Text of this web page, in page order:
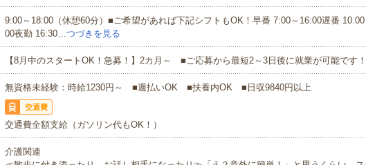
9:00～18:00（休憩60分）■ご希望があれば下記シフトもOK！早番 7:00～16:00遅番 10:00
00夜勤 16:30…つづきを見る
【8月中のスタートOK！急募！】2カ月～ ■ご応募から最短2～3日後に就業が可能です！
無資格未経験：時給1230円～ ■週払いOK ■扶養内OK ■日収9840円以上
交通費
交通費全額支給（ガソリン代もOK！）
介護関連